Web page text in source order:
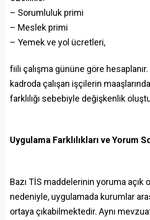
– Sorumluluk primi
– Meslek primi
– Yemek ve yol ücretleri,
fiili çalışma gününe göre hesaplanır.
kadroda çalışan işçilerin
farklılığı sebebiyle değişkenlik
Uygulama Farklılıkları ve Yorum
Bazı TİS maddelerinin yoruma açık
nedeniyle, uygulamada kurumlar
ortaya çıkabilmektedir. Aynı